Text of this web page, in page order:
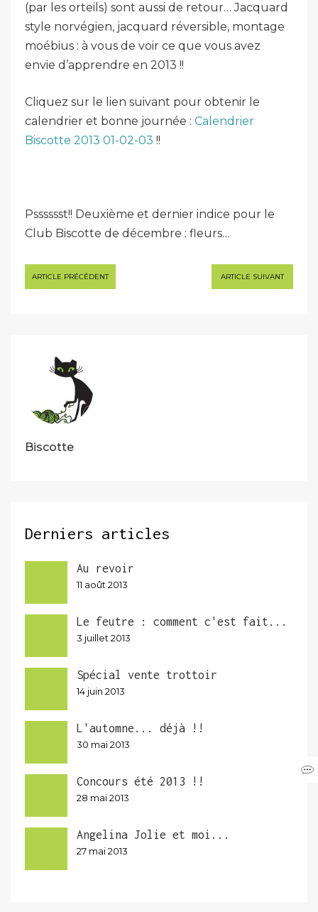
(par les orteils) sont aussi de retour… Jacquard
style norvégien, jacquard réversible, montage
moébius : à vous de voir ce que vous avez
envie d’apprendre en 2013 !!
Cliquez sur le lien suivant pour obtenir le
calendrier et bonne journée : Calendrier
Biscotte 2013 01-02-03 !!
Psssssst!! Deuxième et dernier indice pour le
Club Biscotte de décembre : fleurs…
Navigation
de
ARTICLE PRÉCÉDENT ARTICLE SUIVANT
Biscotte
Derniers articles
Au revoir
11 août 2013
Le feutre : comment c'est fait...
3 juillet 2013
Spécial vente trottoir
14 juin 2013
L'automne... déjà !!
30 mai 2013
Concours été 2013 !!
28 mai 2013
Angelina Jolie et moi...
27 mai 2013